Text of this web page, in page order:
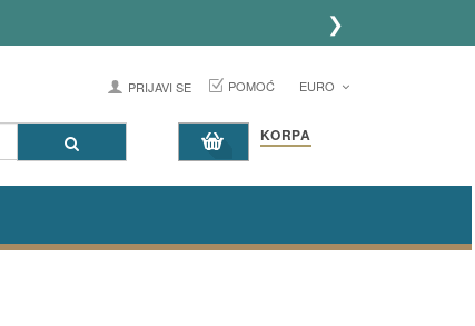
❯
PRIJAVI SE POMOĆ EURO
KORPA